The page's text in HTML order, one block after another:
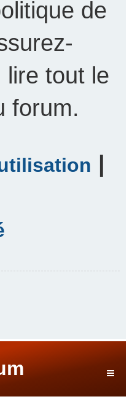
de
lire tout le
forum.
|